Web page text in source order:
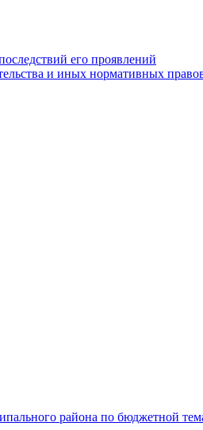
его проявлений
и иных нормативных
района по бюджетной